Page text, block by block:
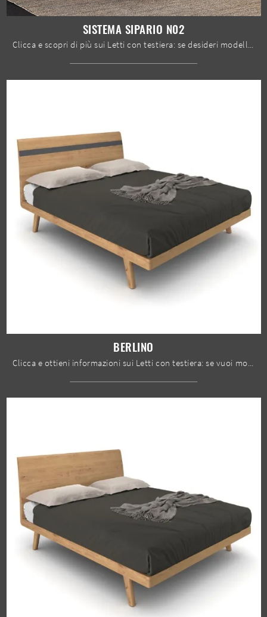
SISTEMA SIPARIO N02
Clicca e scopri di più sui Letti con testiera: se desideri modelli matrimoniali design, il modello Sistema Sipario N02 Mobilgam fa per te.
BERLINO